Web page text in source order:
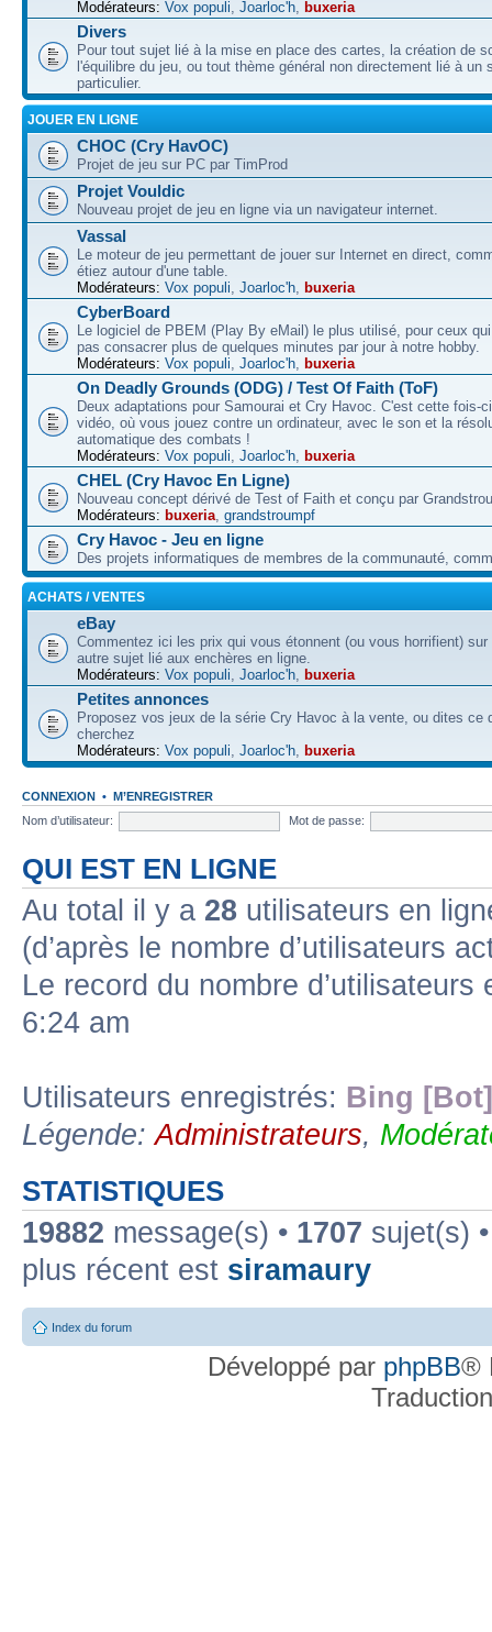
Modérateurs: Vox populi, Joarloc'h, buxeria
Divers
Pour tout sujet lié à la mise en place des cartes, la création de
l'équilibre du jeu, ou tout thème général non directement lié à un
particulier.
JOUER EN LIGNE
CHOC (Cry HavOC)
Projet de jeu sur PC par TimProd
Projet Vouldic
Nouveau projet de jeu en ligne via un navigateur internet.
Vassal
Le moteur de jeu permettant de jouer sur Internet en direct,
étiez autour d'une table.
Modérateurs: Vox populi, Joarloc'h, buxeria
CyberBoard
Le logiciel de PBEM (Play By eMail) le plus utilisé, pour ceux
pas consacrer plus de quelques minutes par jour à notre hobby.
Modérateurs: Vox populi, Joarloc'h, buxeria
On Deadly Grounds (ODG) / Test Of Faith (ToF)
Deux adaptations pour Samourai et Cry Havoc. C'est cette fois-
vidéo, où vous jouez contre un ordinateur, avec le son et la
automatique des combats !
Modérateurs: Vox populi, Joarloc'h, buxeria
CHEL (Cry Havoc En Ligne)
Nouveau concept dérivé de Test of Faith et conçu par
Modérateurs: buxeria, grandstroumpf
Cry Havoc - Jeu en ligne
Des projets informatiques de membres de la communauté,
ACHATS / VENTES
eBay
Commentez ici les prix qui vous étonnent (ou vous horrifient)
autre sujet lié aux enchères en ligne.
Modérateurs: Vox populi, Joarloc'h, buxeria
Petites annonces
Proposez vos jeux de la série Cry Havoc à la vente, ou dites ce
cherchez
Modérateurs: Vox populi, Joarloc'h, buxeria
CONNEXION • M’ENREGISTRER
Nom d’utilisateur:
Mot de passe:
QUI EST EN LIGNE
Au total il y a 28 utilisateurs en
(d’après le nombre d’utilisateurs
Le record du nombre
6:24 am
Utilisateurs enregistrés: Bing [Bot]
Légende:Administrateurs,
STATISTIQUES
19882 message(s) • 1707 sujet(s)
plus récent est siramaury
Index du forum
Développé par phpBB®